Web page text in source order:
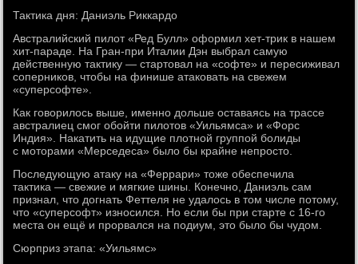
Тактика дня: Даниэль Риккардо
Австралийский пилот «Ред Булл» оформил хет-трик в нашем
хит-параде. На Гран-при Италии Дэн выбрал самую
действенную тактику — стартовал на «софте» и пересиживал
соперников, чтобы на финише атаковать на свежем
«суперсофте».
Как говорилось выше, именно дольше оставаясь на трассе
австралиец смог обойти пилотов «Уильямса» и «Форс
Индия». Накатить на идущие плотной группой болиды
с моторами «Мерседеса» было бы крайне непросто.
Последующую атаку на «Феррари» тоже обеспечила
тактика — свежие и мягкие шины. Конечно, Даниэль сам
признал, что догнать Феттеля не удалось в том числе потому,
что «суперсофт» износился. Но если бы при старте с 16-го
места он ещё и прорвался на подиум, это было бы чудом.
Сюрприз этапа: «Уильямс»